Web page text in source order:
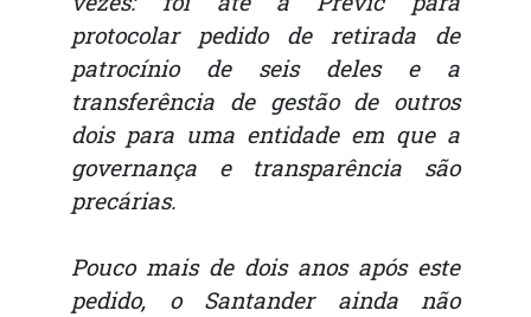
protocolar pedido de retirada de
patrocínio de seis deles e a
transferência de gestão de outros
dois para uma entidade em que a
governança e transparência são
precárias.
Pouco mais de dois anos após este
pedido, o Santander ainda não